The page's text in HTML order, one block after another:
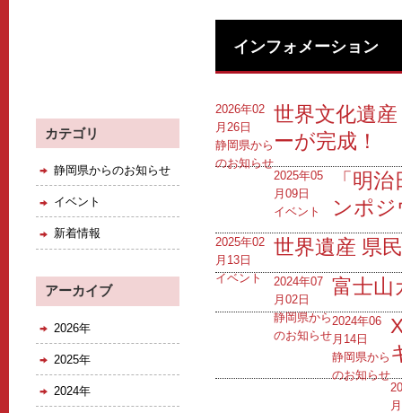
カテゴリ
静岡県からのお知らせ
イベント
新着情報
アーカイブ
2026年
2025年
2024年
インフォメーション
2026年02
月26日
静岡県から
のお知らせ
世界文化遺
ーが完成！
2025年05
月09日
イベント
「明
ンポ
2025年02
月13日
イベント
世界遺産 県
2024年07
月02日
静岡県から
のお知らせ
富士山
2024年06
月14日
静岡県から
のお知らせ